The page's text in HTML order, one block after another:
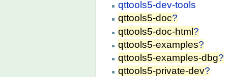
qttools5-dev-tools
qttools5-doc?
qttools5-doc-html?
qttools5-examples?
qttools5-examples-dbg?
qttools5-private-dev?